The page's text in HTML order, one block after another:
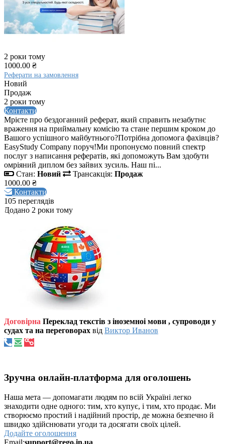
2 роки тому
1000.00 ₴
Реферати на замовлення
Новий
Продаж
2 роки тому
Контакти
Мрієте про бездоганний реферат, який справить незабутнє
враження на приймальну комісію та стане першим кроком до
Вашого успішного майбутнього?Потрібна допомога фахівців?
EasyStudy Company поруч!Ми пропонуємо повний спектр
послуг з написання рефератів, які допоможуть Вам здобути
омріяний диплом без зайвих зусиль. Наш пі...
Стан: Новий Трансакція: Продаж
1000.00 ₴
Контакти
105 переглядів
Додано 2 роки тому
Договірна Переклад текстів з іноземноі мови , супроводи у
судах та на переговорах від Виктор Иванов
Зручна онлайн-платформа для оголошень
Наша мета — допомагати людям по всій Україні легко
знаходити одне одного: тим, хто купує, і тим, хто продає. Ми
створюємо простий і надійний простір, де можна безпечно й
швидко здійснювати угоди та досягати своїх цілей.
Додайте оголошення
Email:support@rego.in.ua